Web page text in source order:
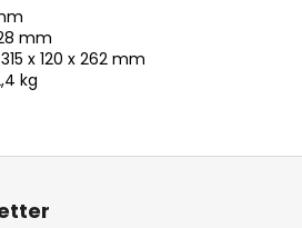
mm
x 120 x 262 mm
kg